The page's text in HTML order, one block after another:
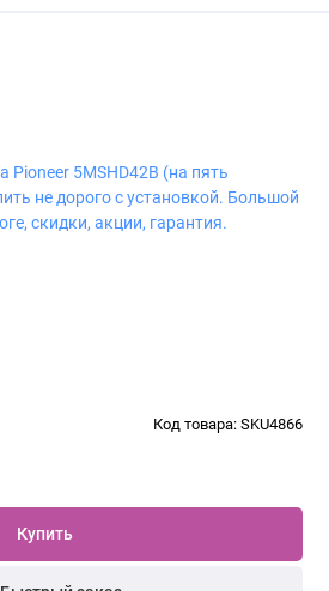
Код товара: SKU4866
Купить